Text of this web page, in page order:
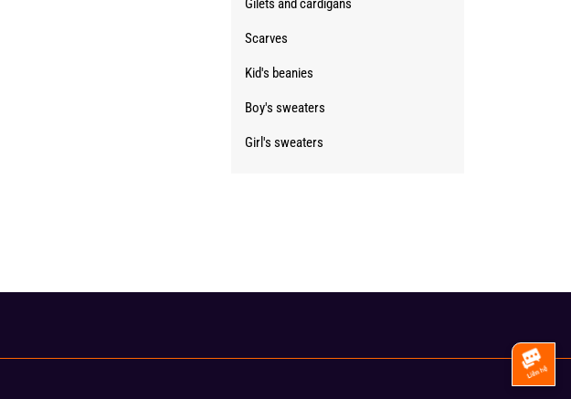
Gilets and cardigans
Scarves
Kid's beanies
Boy's sweaters
Girl's sweaters